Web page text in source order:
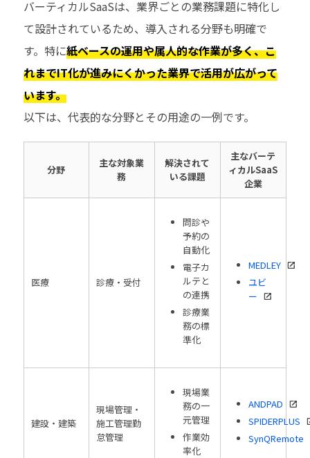
バーティカルSaaSは、業界ごとの業務課題に特化し
て設計されているため、導入される分野も明確で
す。特に紙ベースの運用や属人的な作業が多く、こ
れまでIT化が進みにくかった業界で活用が広がって
います。
以下は、代表的な分野とその用途の一例です。
分野
主な対象業
務
解決されて
いる課題
主なバーテ
ィカルSaaS
企業
医療 診療・受付
問診や
予約の
自動化
電子カ
ルテと
の連携
診療業
務の標
準化
MEDLEY
ユビ
ー
建設・建築
現場管理・
施工管理勤
怠管理
現場業
務の一
元管理
作業効
率化
ANDPAD
SPIDERPLUS
SynQRemote